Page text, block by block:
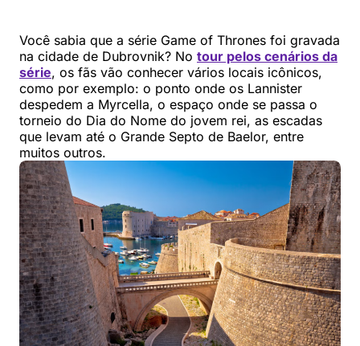
Você sabia que a série Game of Thrones foi gravada
na cidade de Dubrovnik? No tour pelos cenários da
série, os fãs vão conhecer vários locais icônicos,
como por exemplo: o ponto onde os Lannister
despedem a Myrcella, o espaço onde se passa o
torneio do Dia do Nome do jovem rei, as escadas
que levam até o Grande Septo de Baelor, entre
muitos outros.